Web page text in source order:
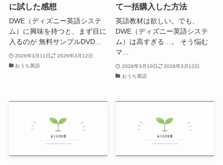
に試した感想
DWE（ディズニー英語システ
ム）に興味を持つと、まず目に
入るのが 無料サンプルDVD...
2026年3月11日
2026年3月12日
おうち英語
て一括購入した方法
英語教材は欲しい。でも、
DWE（ディズニー英語システ
ム）は高すぎる…。 そう悩む
マ...
2026年3月10日
2026年3月12日
おうち英語